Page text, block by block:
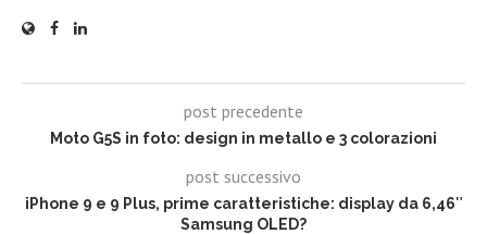
post precedente
Moto G5S in foto: design in metallo e 3 colorazioni
post successivo
iPhone 9 e 9 Plus, prime caratteristiche: display da 6,46″
Samsung OLED?